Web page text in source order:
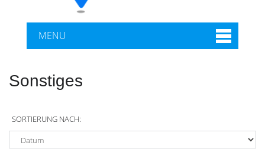
MENU
Sonstiges
SORTIERUNG NACH: